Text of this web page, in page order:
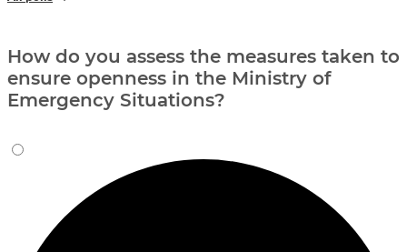
How do you assess the measures taken to
ensure openness in the Ministry of
Emergency Situations?